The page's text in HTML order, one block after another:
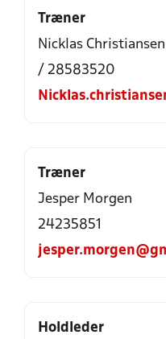
Træner
Nicklas Christiansen
/ 28583520
Træner
Jesper Morgen
24235851
Holdleder